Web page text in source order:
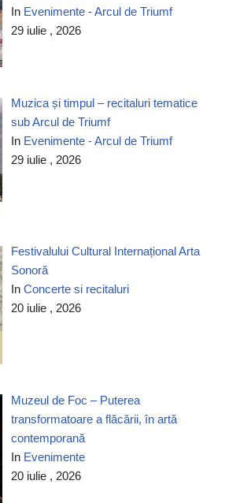
In Evenimente - Arcul de Triumf
29 iulie , 2026
Muzica și timpul – recitaluri tematice
sub Arcul de Triumf
In Evenimente - Arcul de Triumf
29 iulie , 2026
Festivalului Cultural Internațional Arta
Sonoră
InConcerte si recitaluri
20 iulie , 2026
Muzeul de Foc – Puterea
transformatoare a flăcării, în artă
contemporană
In Evenimente
20 iulie , 2026